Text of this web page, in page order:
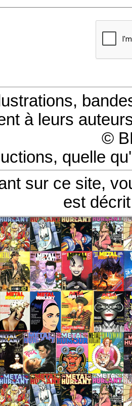
à leurs
©
quelle
sur ce site,
est